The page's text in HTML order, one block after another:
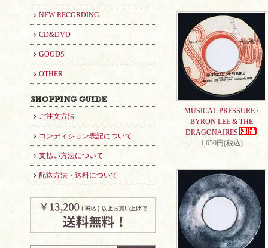
NEW RECORDING
CD&DVD
GOODS
OTHER
ご注文方法
コンディション表記について
支払い方法について
配送方法・送料について
MUSICAL PRESSURE /
BYRON LEE & THE
DRAGONAIRES
1,650円(税込)